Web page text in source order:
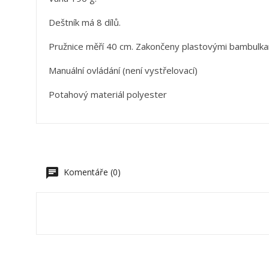
Deštník má 8 dílů.
Pružnice měří 40 cm. Zakončeny plastovými
Manuální ovládání (není vystřelovací)
Potahový materiál polyester
Komentáře (0)